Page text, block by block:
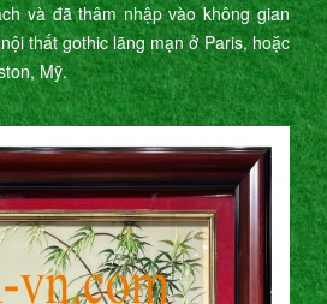
và đã thâm nhập vào không gian
thất gothic lãng mạn ở Paris, hoặc
Mỹ.